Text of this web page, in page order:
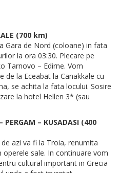
(700 km)
Gara de Nord (coloane) in fata
la ora 03:30. Plecare pe
Tarnovo – Edirne. Vom
la Eceabat la Canakkale cu
se achita la fata locului. Sosire
la hotel Hellen 3* (sau
– KUSADASI (400
azi va fi la Troia, renumita
sale. In continuare vom
cultural important in Grecia